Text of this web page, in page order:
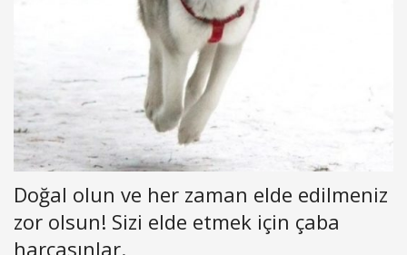
Doğal olun ve her zaman elde edilmeniz
zor olsun! Sizi elde etmek için çaba
harcasınlar.